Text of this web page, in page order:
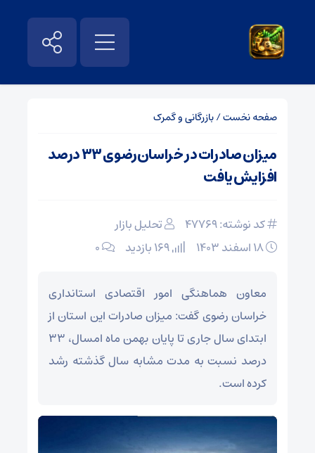
صفحه نخست/بازرگانی و گمرک
میزان صادرات در خراسان‌رضوی ۳۳ درصد
افزایش یافت
کد نوشته: 47769
تحلیل بازار
۰
معاون هماهنگی امور اقتصادی استانداری
خراسان رضوی گفت: میزان صادرات این استان از
ابتدای سال جاری تا پایان بهمن ماه امسال، ۳۳
درصد نسبت به مدت مشابه سال گذشته رشد
کرده است.